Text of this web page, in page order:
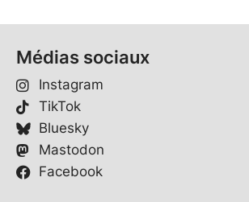
Médias sociaux
Instagram
TikTok
Bluesky
Mastodon
Facebook